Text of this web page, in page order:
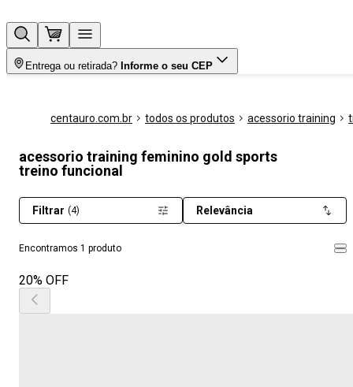
Entrega ou retirada? Informe o seu CEP
centauro.com.br todos os produtos acessorio training
acessorio training feminino gold sports
treino funcional
Encontramos 1 produto
Filtrar (4) Relevância
20% OFF